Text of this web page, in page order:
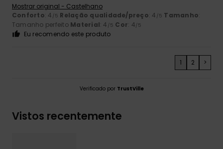
Mostrar original - Castelhano
Conforto: 4 /5 Relação qualidade/preço: 4 /5 Tamanho:
Tamanho perfeito Material: 4 /5 Cor: 4/5
Eu recomendo este produto
1 2 >
Verificado por TrustVille
Vistos recentemente